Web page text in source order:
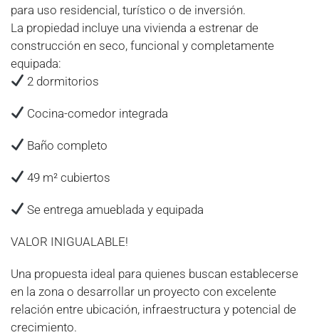
para uso residencial, turístico o de inversión.
La propiedad incluye una vivienda a estrenar de
construcción en seco, funcional y completamente
equipada:
2 dormitorios
Cocina-comedor integrada
Baño completo
49 m² cubiertos
Se entrega amueblada y equipada
VALOR INIGUALABLE!
Una propuesta ideal para quienes buscan establecerse
en la zona o desarrollar un proyecto con excelente
relación entre ubicación, infraestructura y potencial de
crecimiento.